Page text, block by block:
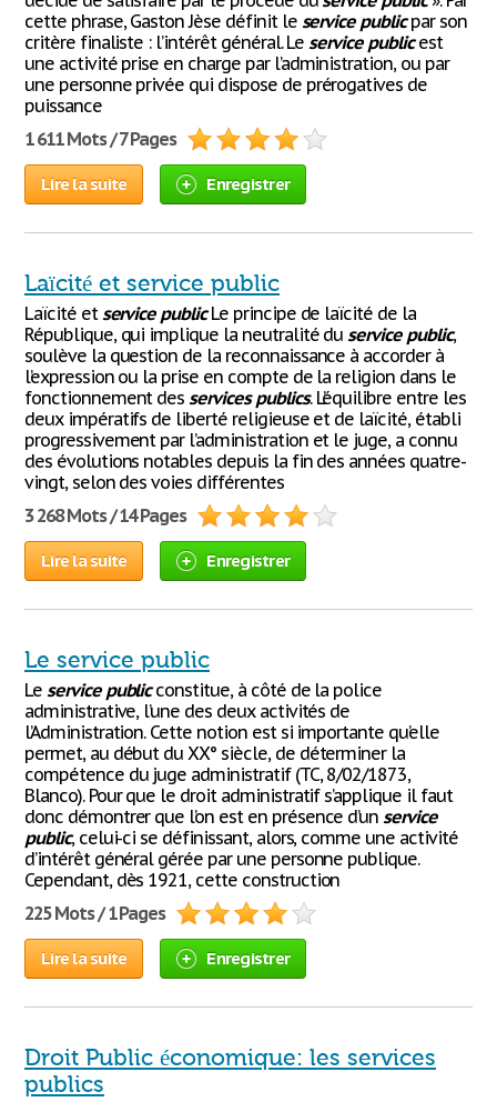
cette phrase, Gaston Jèse définit le service publicpar son
critère finaliste : l’intérêt général. Leservice publicest
une activité prise en charge par l’administration, ou par
une personne privée qui dispose de prérogatives de
puissance
1 611 Mots / 7 Pages
Lire la suite Enregistrer
Laïcité et service public
Laïcité etservice publicLe principe de laïcité de la
République, qui implique la neutralité duservice public,
soulève la question de la reconnaissance à accorder à
l’expression ou la prise en compte de la religion dans le
fonctionnement desservices publics. L’équilibre entre les
deux impératifs de liberté religieuse et de laïcité, établi
progressivement par l’administration et le juge, a connu
des évolutions notables depuis la fin des années quatre-
vingt, selon des voies différentes
3 268 Mots / 14 Pages
Lire la suite Enregistrer
Le service public
Le service publicconstitue, à côté de la police
administrative, l’une des deux activités de
l’Administration. Cette notion est si importante qu’elle
permet, au début du XX° siècle, de déterminer la
compétence du juge administratif (TC, 8/02/1873,
Blanco). Pour que le droit administratif s’applique il faut
donc démontrer que l’on est en présence d’unservice
public, celui-ci se définissant, alors, comme une activité
d’intérêt général gérée par une personne publique.
Cependant, dès 1921, cette construction
225 Mots / 1 Pages
Lire la suite Enregistrer
Droit Public économique: les services
publics